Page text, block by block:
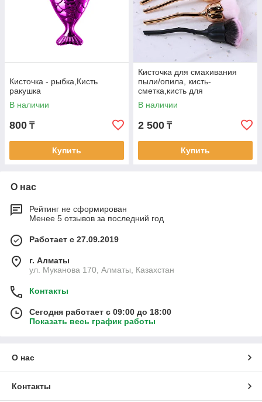
Кисточка - рыбка,Кисть
ракушка
В наличии
800 ₸
Купить
Кисточка для смахивания
пыли/опила, кисть-
сметка,кисть для
макияжа(Роза)
В наличии
2 500 ₸
Купить
О нас
Рейтинг не сформирован
Менее 5 отзывов за последний год
Работает с 27.09.2019
г. Алматы
ул. Муканова 170, Алматы, Казахстан
Контакты
Сегодня работает с 09:00 до 18:00
Показать весь график работы
О нас
Контакты